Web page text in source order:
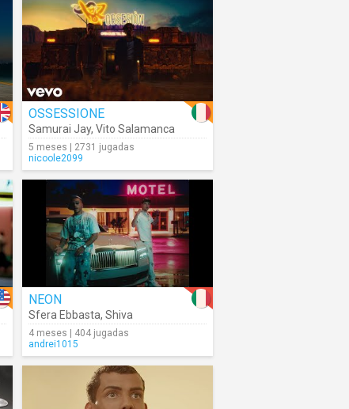
OSSESSIONE
Samurai Jay, Vito Salamanca
5 meses | 2731 jugadas
nicoole2099
NEON
Sfera Ebbasta, Shiva
4 meses | 404 jugadas
andrei1015